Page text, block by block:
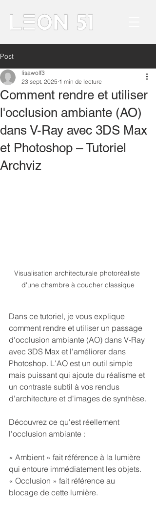
Post
Comment rendre et utiliser
l'occlusion ambiante (AO)
dans V-Ray avec 3DS Max
et Photoshop – Tutoriel
Archviz
lisawolf3
23 sept. 2025 1 min de lecture
Visualisation architecturale photoréaliste
d'une chambre à coucher classique
Dans ce tutoriel, je vous explique
comment rendre et utiliser un passage
d'occlusion ambiante (AO) dans V-Ray
avec 3DS Max et l'améliorer dans
Photoshop. L'AO est un outil simple
mais puissant qui ajoute du réalisme et
un contraste subtil à vos rendus
d'architecture et d'images de synthèse.
Découvrez ce qu'est réellement
l'occlusion ambiante :
« Ambient » fait référence à la lumière
qui entoure immédiatement les objets.
« Occlusion » fait référence au
blocage de cette lumière.